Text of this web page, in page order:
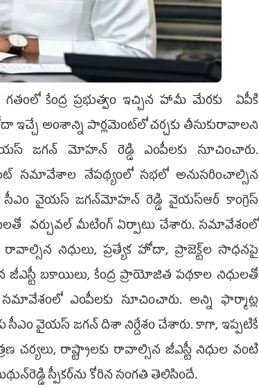
కేంద్ర ప్ర‌భుత్వం ఇచ్చిన హామీ మేర‌కు ఏపీకి
ఇచ్చే అంశాన్ని పార్లమెంట్‌లో చర్చకు తీసుకురావాలని
జ‌గ‌న్ మోహ‌న్ రెడ్డి ఎంపీల‌కు సూచించారు.
సమావేశాల నేపథ్యంలో సభలో అనుసరించాల్సిన
వైయ‌స్‌ జగన్‌మోహన్‌ రెడ్డి వైయ‌స్ఆర్‌‌ కాంగ్రెస్‌
వర్చువల్ మీటింగ్ ఏర్పాటు చేశారు. సమావేశంలో
రావాల్సిన నిధులు, ప్ర‌త్యేక హోదా, ప్రాజెక్ట్‌ల సాధనపై
జీఎస్టీ బకాయిలు, కేంద్ర ప్రాయోజిత పథకాల నిధులతో
ఎంపీల‌కు సూచించారు. అన్ని ఫార్మాట్ల
వైయ‌స్ జగన్‌ దిశా నిర్దేశం చేశారు. కాగా, ఇప్పటికే
రాష్ట్రాలకు రావాల్సిన జీఎస్టీ నిధుల వంటి
స్పీకర్‌ను కోరిన సంగతి తెలిసిందే.